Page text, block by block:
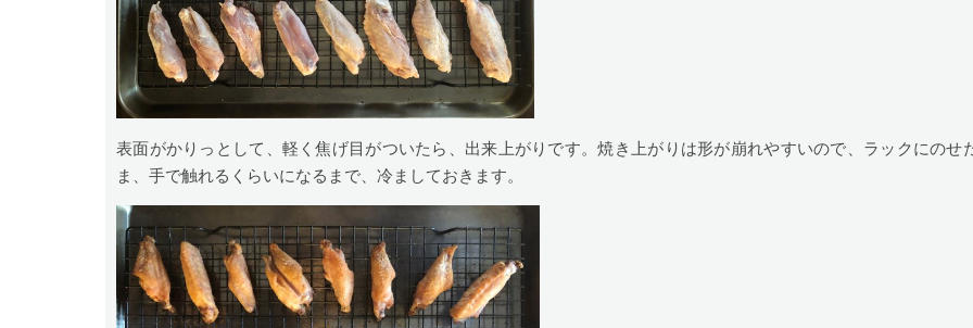
表面がかりっとして、軽く焦げ目がついたら、出来上がりです。焼き上がりは形が崩れやすいので、ラックにのせ
ま、手で触れるくらいになるまで、冷ましておきます。